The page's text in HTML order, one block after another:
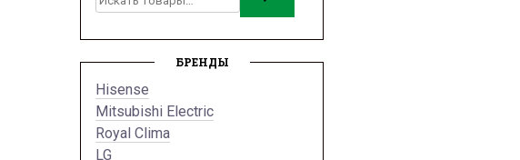
БРЕНДЫ
Hisense
Mitsubishi Electric
Royal Clima
LG